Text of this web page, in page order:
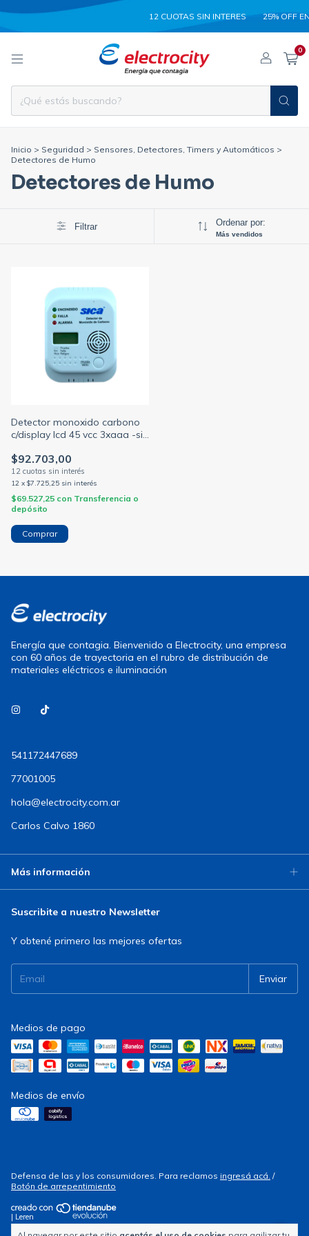
12 CUOTAS SIN INTERES 25% OFF
0
Inicio > Seguridad > Sensores, Detectores, Timers y Automáticos >
Detectores de Humo
Detectores de Humo
Filtrar Ordenar por:
Más vendidos
Detector monoxido carbono
c/display lcd 45 vcc 3xaaa -sin
$92.703,00
12 x $7.725,25 sin interés
$69.527,25 con Transferencia o
depósito
Energía que contagia. Bienvenido a Electrocity, una empresa
con 60 años de trayectoria en el rubro de distribución de
materiales eléctricos e iluminación
541172447689
77001005
hola@electrocity.com.ar
Carlos Calvo 1860
Más información
Suscribite a nuestro Newsletter
Y obtené primero las mejores ofertas
Medios de pago
Medios de envío
Defensa de las y los consumidores. Para reclamos ingresá acá. /
Botón de arrepentimiento
| Leren